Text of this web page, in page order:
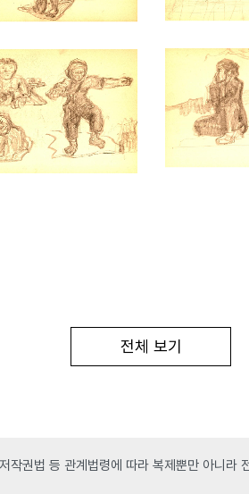
전체 보기
작권법 등 관계법령에 따라 복제뿐만 아니라